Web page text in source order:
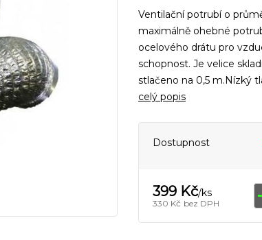
Ventilační potrubí o
maximálně ohebné
ocelového drátu pro
schopnost. Je velice
stlačeno na 0,5 m.Nízký
celý popis
Dostupnost
399 Kč/ks
330 Kč bez DPH